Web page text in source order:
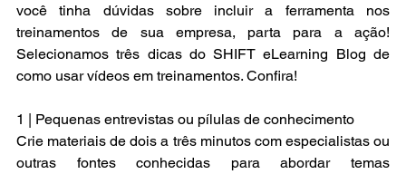
você tinha dúvidas sobre incluir a ferramenta nos
treinamentos de sua empresa, parta para a ação!
Selecionamos três dicas do SHIFT eLearning Blog de
como usar vídeos em treinamentos. Confira!
1 | Pequenas entrevistas ou pílulas de conhecimento
Crie materiais de dois a três minutos com especialistas ou
outras fontes conhecidas para abordar temas